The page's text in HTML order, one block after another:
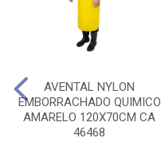
AVENTAL NYLON
EMBORRACHADO QUIMICO
AMARELO 120X70CM CA
46468